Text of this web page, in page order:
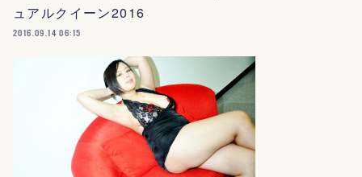
ュアルクイーン2016
2016.09.14 06:15